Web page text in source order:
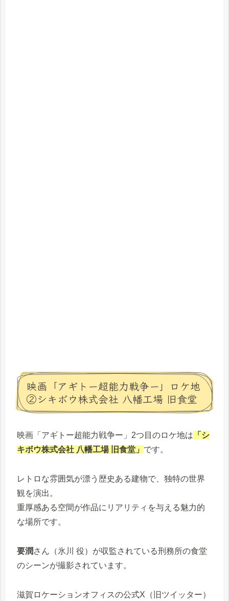
映画「アギトー超能力戦争ー」ロケ地
②シキボウ株式会社 八幡工場 旧食堂
映画「アギトー超能力戦争ー」2つ目のロケ地は 「シ
キボウ株式会社 八幡工場 旧食堂」 です。
レトロな雰囲気が漂う歴史ある建物で、独特の世界
観を演出。
重厚感ある空間が作品にリアリティを与える魅力的
な場所です。
要潤さん（氷川 役）が収監されている刑務所の食堂
のシーンが撮影されています。
滋賀ロケーションオフィスの公式X（旧ツイッター）